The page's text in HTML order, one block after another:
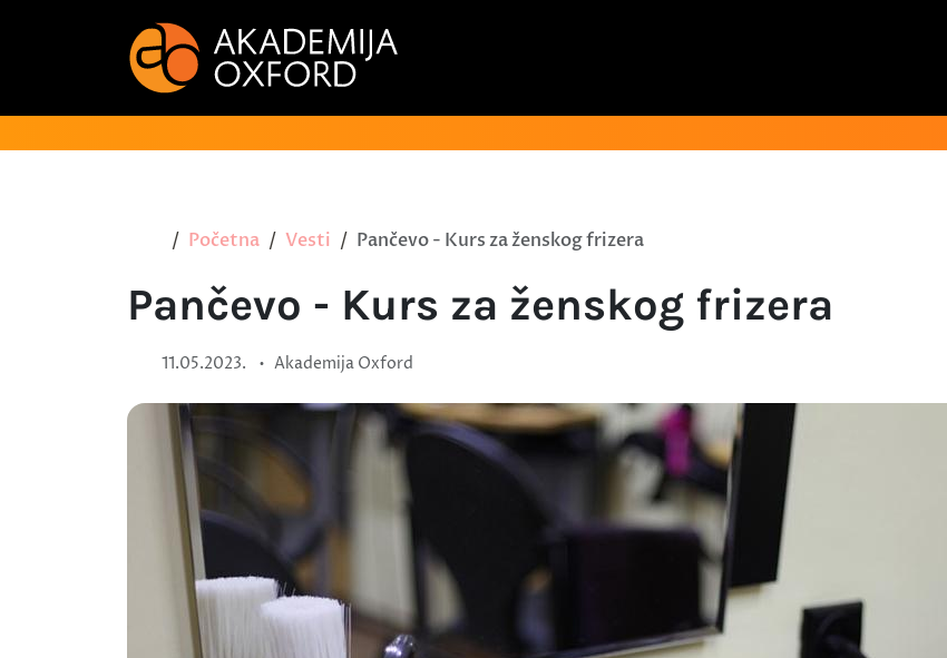
Početna Vesti Pančevo - Kurs za ženskog frizera
Pančevo - Kurs za ženskog frizera
11.05.2023. • Akademija Oxford